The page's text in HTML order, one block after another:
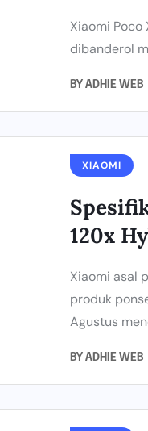
Xiaomi Poco
dibanderol
BYADHIE WEB
XIAOMI
120x
Xiaomi asal
produk
Agustus
BYADHIE WEB